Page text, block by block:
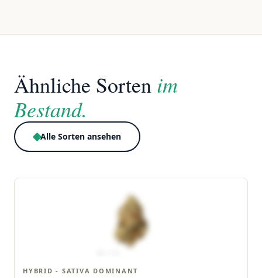
Ähnliche Sorten im
Bestand.
Alle Sorten ansehen
HYBRID - SATIVA DOMINANT